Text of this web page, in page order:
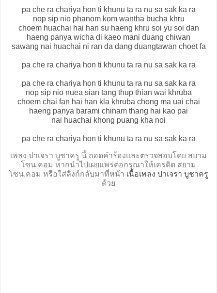
pa che ra chariya hon ti khunu ta ra nu sa sak ka ra
nop sip nio phanom kom wantha bucha khru
choem huachai hai han su haeng khru soi yu soi dan
haeng panya wicha di kaeo mani duang chiwan
sawang nai huachai ni ran da dang duangtawan choet fa
pa che ra chariya hon ti khunu ta ra nu sa sak ka ra
pa che ra chariya hon ti khunu ta ra nu sa sak ka ra
nop sip nio nuea sian tang thup thian wai khruba
choem chai fan hai han kla khruba chong ma uai chai
haeng panya barami chinam thang hai kao pai
nai huachai khong puang kha noi
pa che ra chariya hon ti khunu ta ra nu sa sak ka ra
เพลง ปาเจรา บูชาครู นี้ ถอดคำร้องและตรวจสอบโดย สยาม
โซน.คอม หากนำไปเผยแพร่ต่อกรุณาให้เครดิต สยาม
โซน.คอม หรือใส่ลิงก์กลับมาที่หน้า เนื้อเพลง ปาเจรา บูชาครู
ด้วย